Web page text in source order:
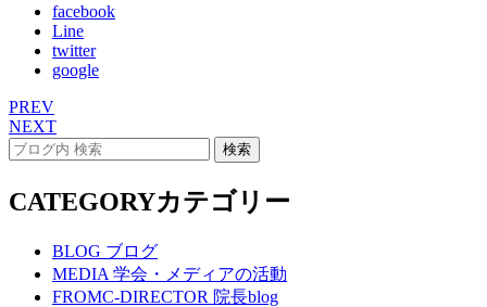
facebook
Line
twitter
google
PREV
NEXT
CATEGORYカテゴリー
BLOG ブログ
MEDIA 学会・メディアの活動
FROMC-DIRECTOR 院長blog